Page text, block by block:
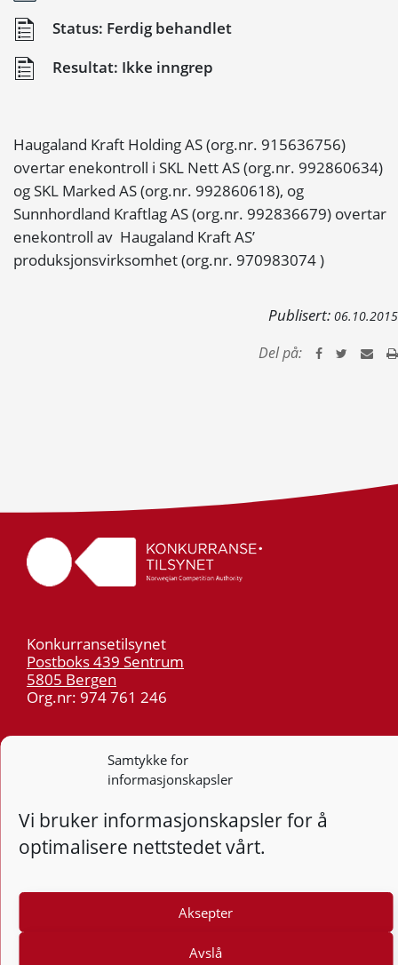
Samtykke for
informasjonskapsler
Vi bruker informasjonskapsler for å
optimalisere nettstedet vårt.
Aksepter
Avslå
Status: Ferdig behandlet
Resultat: Ikke inngrep
Haugaland Kraft Holding AS (org.nr. 915636756)
overtar enekontroll i SKL Nett AS (org.nr. 992860634)
og SKL Marked AS (org.nr. 992860618), og
Sunnhordland Kraftlag AS (org.nr. 992836679) overtar
enekontroll av Haugaland Kraft AS’
produksjonsvirksomhet (org.nr. 970983074 )
Publisert: 06.10.2015
Del på:
Konkurransetilsynet
Postboks 439 Sentrum
5805 Bergen
Org.nr: 974 761 246
post@kt.no